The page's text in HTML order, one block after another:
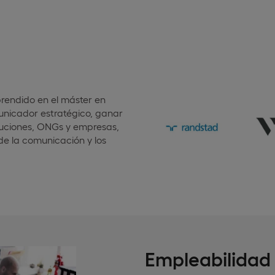
en el máster en
estratégico, ganar
ONGs y empresas,
la comunicación y los
Empleabilidad